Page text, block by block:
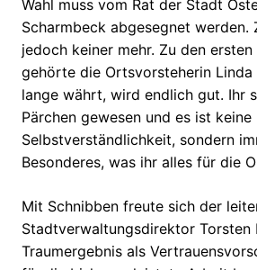
Wahl muss vom Rat der Stadt
Scharmbeck abgesegnet werden.
jedoch keiner mehr. Zu den
gehörte die Ortsvorsteherin Linda
lange währt, wird endlich gut. Ihr
Pärchen gewesen und es ist keine
Selbstverständlichkeit, sondern
Besonderes, was ihr alles für die
Mit Schnibben freute sich der
Stadtverwaltungsdirektor Torsten
Traumergebnis als